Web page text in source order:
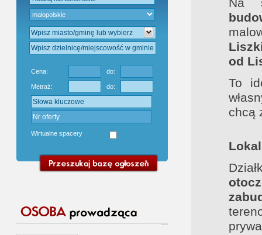
Cena: do:
Metraż: do:
Wirtualne spacery
Na
od
To
chcą